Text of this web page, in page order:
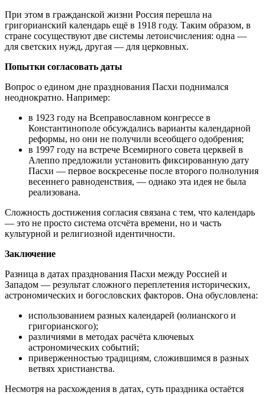
При этом в гражданской жизни Россия перешла на
григорианский календарь ещё в 1918 году. Таким образом, в
стране сосуществуют две системы летоисчисления: одна —
для светских нужд, другая — для церковных.
Попытки согласовать даты
Вопрос о едином дне празднования Пасхи поднимался
неоднократно. Например:
в 1923 году на Всеправославном конгрессе в
Константинополе обсуждались варианты календарной
реформы, но они не получили всеобщего одобрения;
в 1997 году на встрече Всемирного совета церквей в
Алеппо предложили установить фиксированную дату
Пасхи — первое воскресенье после второго полнолуния
весеннего равноденствия, — однако эта идея не была
реализована.
Сложность достижения согласия связана с тем, что календарь
— это не просто система отсчёта времени, но и часть
культурной и религиозной идентичности.
Заключение
Разница в датах празднования Пасхи между Россией и
Западом — результат сложного переплетения исторических,
астрономических и богословских факторов. Она обусловлена:
использованием разных календарей (юлианского и
григорианского);
различиями в методах расчёта ключевых
астрономических событий;
приверженностью традициям, сложившимся в разных
ветвях христианства.
Несмотря на расхождения в датах, суть праздника остаётся